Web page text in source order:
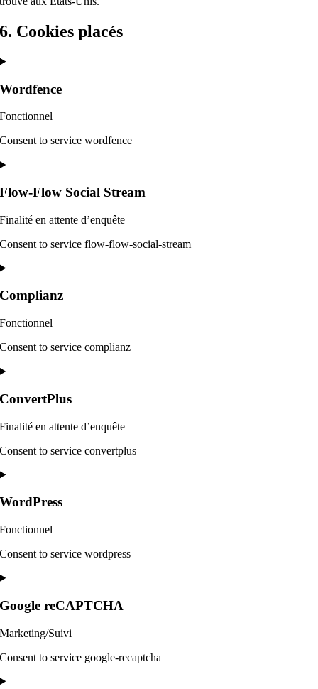
6. Cookies placés
Wordfence
Fonctionnel
Consent to service wordfence
Flow-Flow Social Stream
Finalité en attente d’enquête
Consent to service flow-flow-social-stream
Complianz
Fonctionnel
Consent to service complianz
ConvertPlus
Finalité en attente d’enquête
Consent to service convertplus
WordPress
Fonctionnel
Consent to service wordpress
Google reCAPTCHA
Marketing/Suivi
Consent to service google-recaptcha